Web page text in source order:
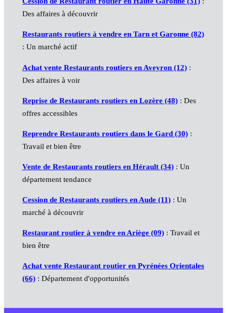
Des affaires à découvrir
Restaurants routiers à vendre en Tarn et Garonne (82)
: Un marché actif
Achat vente Restaurants routiers en Aveyron (12):
Des affaires à voir
Reprise de Restaurants routiers en Lozère (48): Des
offres accessibles
Reprendre Restaurants routiers dans le Gard (30):
Travail et bien être
Vente de Restaurants routiers en Hérault (34): Un
département tendance
Cession de Restaurants routiers en Aude (11): Un
marché à découvrir
Restaurant routier à vendre en Ariège (09): Travail et
bien être
Achat vente Restaurant routier en Pyrénées Orientales
(66): Département d'opportunités